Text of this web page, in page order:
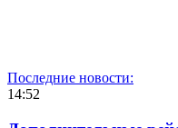
Последние новости:
14:52